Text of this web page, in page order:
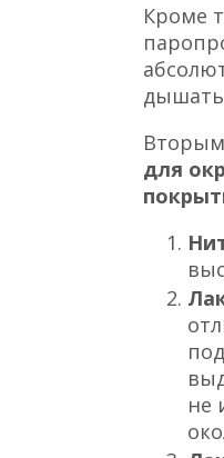
Кроме
Вторым
для
не